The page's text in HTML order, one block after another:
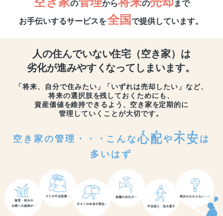
の から の まで
お手伝いするサービスを 全国で提供しています。
人の住んでいない住宅（空き家）は
劣化が進みやすくなってしまいます。
「将来、自分で住みたい」
「いずれは売却したい」など、
将来の選択肢を残しておくためにも、
資産価値を維持できるよう、空き家を定期的に
管理していくことが大切です。
空き家の管理・・・ こんな心配や不安 は
多いはず